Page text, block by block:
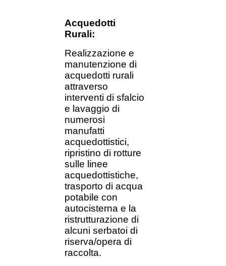
Acquedotti
Rurali:
Realizzazione e
manutenzione di
acquedotti rurali
attraverso
interventi di sfalcio
e lavaggio di
numerosi
manufatti
acquedottistici,
ripristino di rotture
sulle linee
acquedottistiche,
trasporto di acqua
potabile con
autocisterna e la
ristrutturazione di
alcuni serbatoi di
riserva/opera di
raccolta.